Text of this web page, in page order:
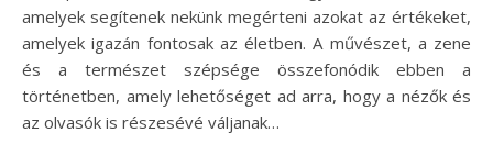
amelyek segítenek nekünk megérteni azokat az értékeket,
amelyek igazán fontosak az életben. A művészet, a zene
és a természet szépsége összefonódik ebben a
történetben, amely lehetőséget ad arra, hogy a nézők és
az olvasók is részesévé váljanak…